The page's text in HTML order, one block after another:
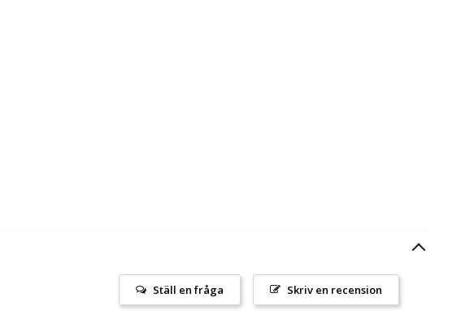
Skriv en recension
Ställ en fråga